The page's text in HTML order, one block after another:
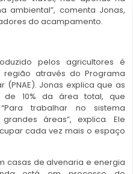
ambiental”, comenta Jonas,
do acampamento.
pelos agricultores é
através do Programa
(PNAE). Jonas explica que as
de 10% da área total, que
trabalhar no sistema
áreas”, explica. Ele
cada vez mais o espaço
casas de alvenaria e energia